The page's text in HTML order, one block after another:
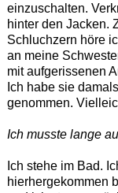
einzuschalten.
hinter den Jacken.
Schluchzern höre
an meine
mit aufgerissenen
Ich habe sie
genommen.
Ich musste lange
Ich stehe im Bad.
hierhergekommen